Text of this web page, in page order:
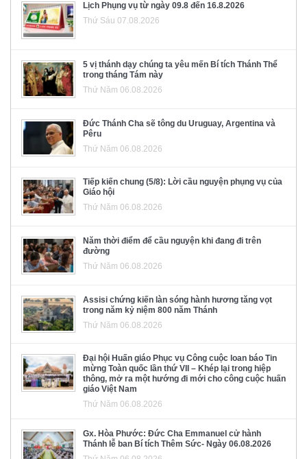
Lịch Phụng vụ từ ngày 09.8 đến 16.8.2026
Thứ Sáu 07.08.2026
5 vị thánh dạy chúng ta yêu mến Bí tích Thánh Thể
trong tháng Tám này
Thứ Năm 06.08.2026
Đức Thánh Cha sẽ tông du Uruguay, Argentina và
Pêru
Thứ Năm 06.08.2026
Tiếp kiến chung (5/8): Lời cầu nguyện phụng vụ của
Giáo hội
Thứ Năm 06.08.2026
Năm thời điểm để cầu nguyện khi đang đi trên
đường
Thứ Năm 06.08.2026
Assisi chứng kiến làn sóng hành hương tăng vọt
trong năm kỷ niệm 800 năm Thánh
Thứ Năm 06.08.2026
Đại hội Huấn giáo Phục vụ Công cuộc loan báo Tin
mừng Toàn quốc lần thứ VII – Khép lại trong hiệp
thông, mở ra một hướng đi mới cho công cuộc huấn
giáo Việt Nam
Thứ Năm 06.08.2026
Gx. Hòa Phước: Đức Cha Emmanuel cử hành
Thánh lễ ban Bí tích Thêm Sức- Ngày 06.08.2026